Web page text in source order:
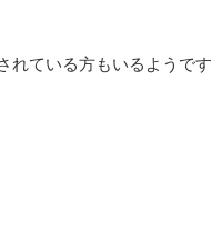
れている方もいるようです